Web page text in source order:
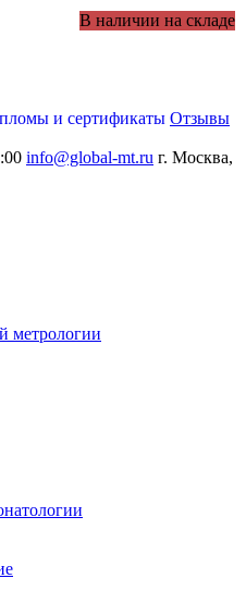
и сертификаты Отзывы
info@global-mt.ru г. Москва,
метрологии
В наличии на складе